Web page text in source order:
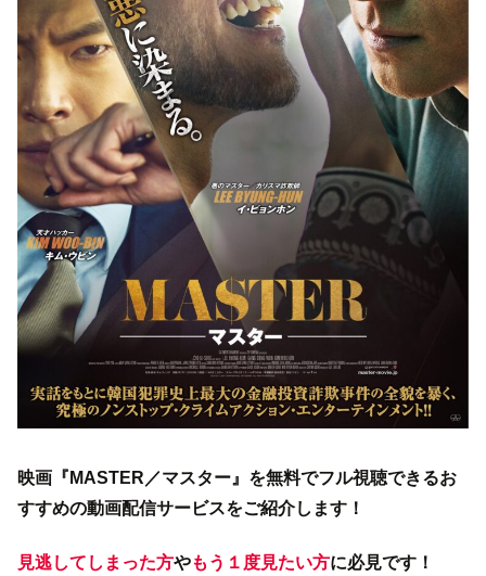
映画『MASTER／マスター』を無料でフル視聴できるお
すすめの動画配信サービスをご紹介します！
見逃してしまった方やもう１度見たい方に必見です！